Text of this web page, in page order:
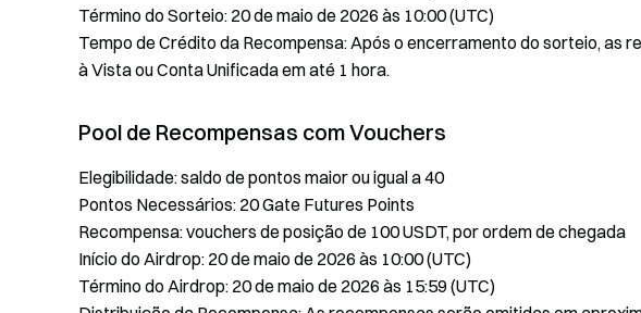
Término do Sorteio: 20 de maio de 2026 às 10:00 (UTC)
Tempo de Crédito da Recompensa: Após o encerramento do sorteio, as
à Vista ou Conta Unificada em até 1 hora.
Pool de Recompensas com Vouchers
Elegibilidade: saldo de pontos maior ou igual a 40
Pontos Necessários: 20 Gate Futures Points
Recompensa: vouchers de posição de 100 USDT, por ordem de chegada
Início do Airdrop: 20 de maio de 2026 às 10:00 (UTC)
Término do Airdrop: 20 de maio de 2026 às 15:59 (UTC)